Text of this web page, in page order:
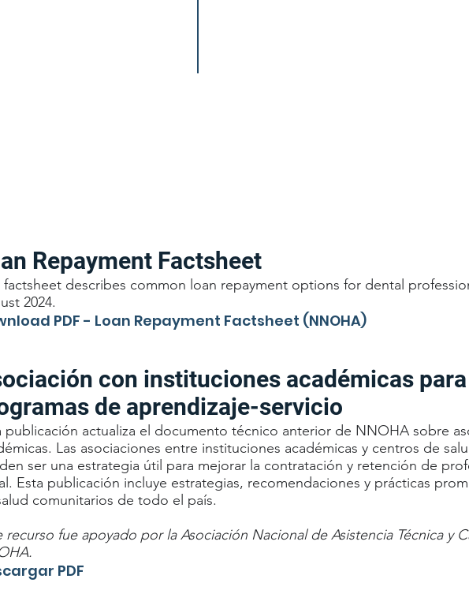
Repayment Factsheet
factsheet describes common loan repayment options for dental
2024.
PDF - Loan Repayment Factsheet (NNOHA)
con instituciones académicas
de aprendizaje-servicio
publicación actualiza el documento técnico anterior de NNOHA sobre
Las asociaciones entre instituciones académicas y centros de
ser una estrategia útil para mejorar la contratación y retención de
Esta publicación incluye estrategias, recomendaciones y prácticas
comunitarios de todo el país.
recurso fue apoyado por la Asociación Nacional de Asistencia Técnica y
PDF